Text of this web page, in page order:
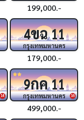
199,000.-
4ขฉ11
กรุงเทพมหานคร
179,000.-
14 16
9กค11
กรุงเทพมหานคร
499,000.-